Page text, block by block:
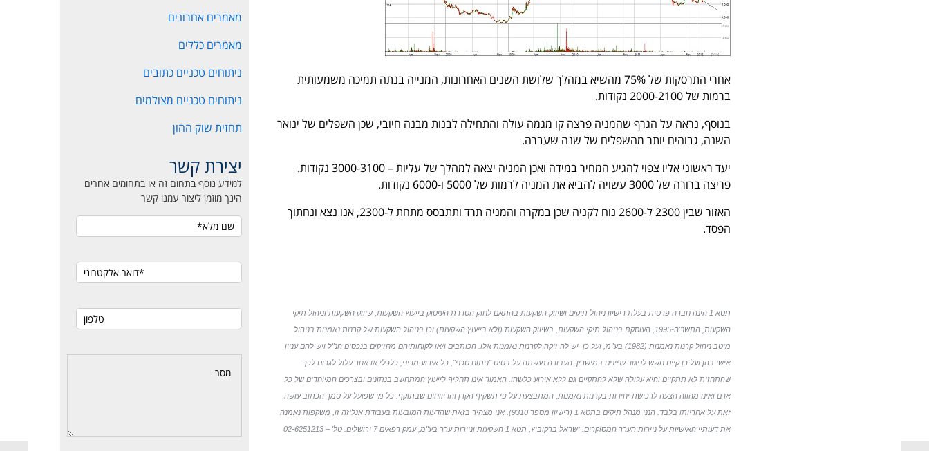
אחרי התרסקות של 75% מהשיא במהלך שלושת השנים האחרונות, המנייה בנתה תמיכה משמעותית
ברמות של 2000-2100 נקודות.
בנוסף, נראה על הגרף שהמניה פרצה קו מגמה עולה והתחילה לבנות מבנה חיובי, שכן השפלים של ינואר
השנה, גבוהים יותר מהשפלים של שנה שעברה.
יעד ראשוני אליו צפוי להגיע המחיר במידה ואכן המניה יצאה למהלך של עליות – 3000-3100 נקודות.
פריצה ברורה של 3000 עשויה להביא את המניה לרמות של 5000 ו-6000 נקודות.
האזור שבין 2300 ל-2600 נוח לקניה שכן במקרה והמניה תרד ותתבסס מתחת ל-2300, אנו נצא ונחתוך
הפסד.
תטא 1 הינה חברה פרטית בעלת רישיון ניהול תיקים ושיווק השקעות בהתאם לחוק הסדרת העיסוק בייעוץ השקעות, שיווק השקעות וניהול תיקי
השקעות, התשנ"ה-1995, העוסקת בניהול תיקי השקעות, בשיווק השקעות (ולא בייעוץ השקעות) וכן בניהול השקעות של קרנות נאמנות בניהול
מיטב ניהול קרנות נאמנות (1982) בע"מ, ועל כן יש לה זיקה לקרנות נאמנות אלו. הכותבים ו/או לקוחותיהם מחזיקים בנכסים הנ"ל ויש להם עניין
אישי בהן ועל כן קיים חשש לניגוד עניינים במישרין. העבודה נעשתה על בסיס "ניתוח טכני", כל אירוע מדיני, כלכלי או אחר עלול לגרום לכך
שהתחזית לא תתקיים והיא עלולה שלא להתקיים גם ללא אירוע כלשהו. האמור אינו תחליף לייעוץ המתחשב בנתונים ובצרכים המיוחדים של כל
אדם ואינו מהווה הצעה לרכישת יחידות בקרנות נאמנות, המתבצעת על פי תשקיף הקרן והדיווחים שבתוקף. כל מי שפועל על סמך הכתוב עושה
זאת על אחריותו בלבד. הנני מנהל תיקים בתטא 1 (רישיון מספר 9310). אני מצהיר בזאת שהדעות המובעות בעבודת אנליזה זו, משקפות נאמנה
את דעותיי האישיות על ניירות הערך המסוקרים. ישראל ברקוביץ, תטא 1 השקעות וניירות ערך בע"מ, עמק רפאים 7 ירושלים. טל' – 02-6251213
מאמרים אחרונים
מאמרים כללים
ניתוחים טכניים כתובים
ניתוחים טכניים מצולמים
תחזית שוק ההון
יצירת קשר
למידע נוסף בתחום זה או בתחומים אחרים
הינך מוזמן ליצור עמנו קשר